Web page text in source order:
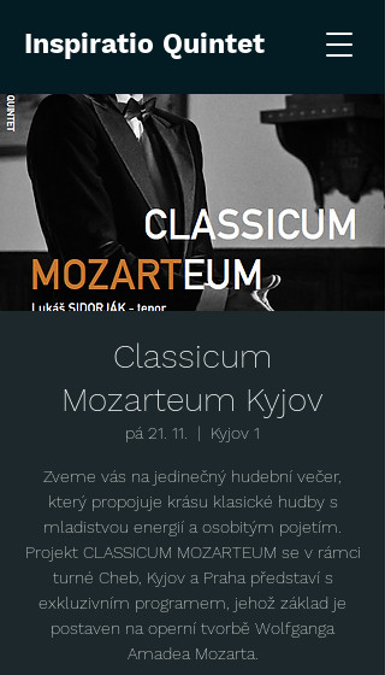
Inspiratio Quintet
Classicum
Mozarteum Kyjov
pá 21. 11.
  |
Kyjov 1
Zveme vás na jedinečný hudební večer,
který propojuje krásu klasické hudby s
mladistvou energií a osobitým pojetím.
Projekt CLASSICUM MOZARTEUM se v rámci
turné Cheb, Kyjov a Praha představí s
exkluzivním programem, jehož základ je
postaven na operní tvorbě Wolfganga
Amadea Mozarta.